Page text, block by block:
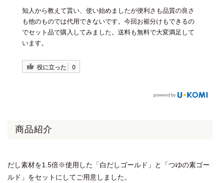
知人から教えて貰い、使い始めましたが便利さも品質の良さ
も他のものでは代用できないです。今回お裾分けもできるの
でセット品で購入してみました。送料も無料で大変満足して
います。
役に立った 0
商品紹介
だし素材を1.5倍※使用した「白だしゴールド」と「つゆの素ゴー
ルド」をセットにしてご用意しました。